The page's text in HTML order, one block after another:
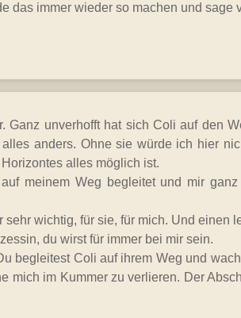
das immer wieder so machen und
Ganz unverhofft hat sich Coli auf den
anders. Ohne sie würde ich hier
alles möglich ist.
meinem Weg begleitet und mir
wichtig, für sie, für mich. Und einen
du wirst für immer bei mir sein.
begleitest Coli auf ihrem Weg und
mich im Kummer zu verlieren. Der